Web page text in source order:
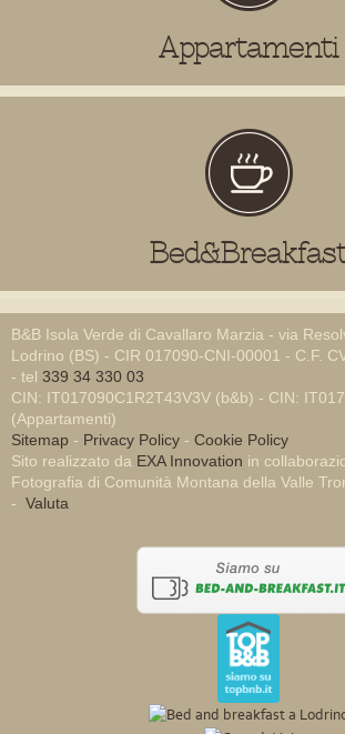
Appartamenti
B&B Isola Verde di Cavallaro Marzia - via
Lodrino (BS) - CIR 017090-CNI-00001 - C.F.
- tel 339 34 330 03
CIN: IT017090C1R2T43V3V (b&b) - CIN:
(Appartamenti)
Sitemap - Privacy Policy - Cookie Policy
Sito realizzato da EXA Innovation in
Fotografia di Comunità Montana della Valle
- Valuta